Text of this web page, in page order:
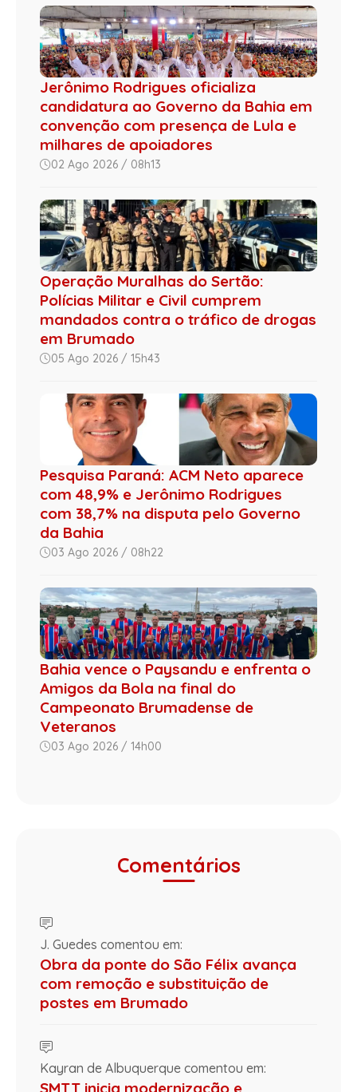
Jerônimo Rodrigues oficializa
candidatura ao Governo da Bahia em
convenção com presença de Lula e
milhares de apoiadores
02 Ago 2026 / 08h13
Operação Muralhas do Sertão:
Polícias Militar e Civil cumprem
mandados contra o tráfico de drogas
em Brumado
05 Ago 2026 / 15h43
Pesquisa Paraná: ACM Neto aparece
com 48,9% e Jerônimo Rodrigues
com 38,7% na disputa pelo Governo
da Bahia
03 Ago 2026 / 08h22
Bahia vence o Paysandu e enfrenta o
Amigos da Bola na final do
Campeonato Brumadense de
Veteranos
03 Ago 2026 / 14h00
Comentários
J. Guedes comentou em:
Obra da ponte do São Félix avança
com remoção e substituição de
postes em Brumado
Kayran de Albuquerque comentou em:
SMTT inicia modernização e